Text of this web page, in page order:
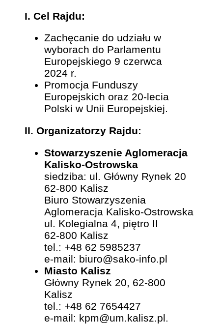
I. Cel Rajdu:
Zachęcanie do udziału w
wyborach do Parlamentu
Europejskiego 9 czerwca
2024 r.
Promocja Funduszy
Europejskich oraz 20-lecia
Polski w Unii Europejskiej.
II. Organizatorzy Rajdu:
Stowarzyszenie Aglomeracja
Kalisko-Ostrowska
siedziba: ul. Główny Rynek 20
62-800 Kalisz
Biuro Stowarzyszenia
Aglomeracja Kalisko-Ostrowska
ul. Kolegialna 4, piętro II
62-800 Kalisz
tel.: +48 62 5985237
e-mail: biuro@sako-info.pl
Miasto Kalisz
Główny Rynek 20, 62-800
Kalisz
tel.: +48 62 7654427
e-mail: kpm@um.kalisz.pl.